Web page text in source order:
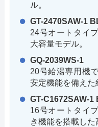
ル。
GT-2470SAW-1
24号オートタイ
大容量モデル。
GQ-2039WS-1
20号給湯専用機
安定機能を備えた
GT-C1672SAW-1
16号オートタイ
き機能を搭載した